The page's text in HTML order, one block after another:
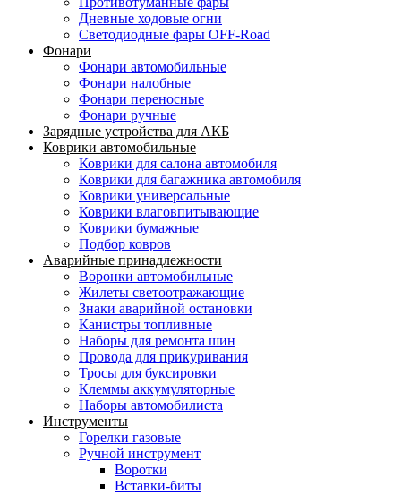
Дневные ходовые огни
Светодиодные фары OFF-Road
Фонари
Фонари автомобильные
Фонари налобные
Фонари переносные
Фонари ручные
Зарядные устройства для АКБ
Коврики автомобильные
Коврики для салона автомобиля
Коврики для багажника автомобиля
Коврики универсальные
Коврики влаговпитывающие
Коврики бумажные
Подбор ковров
Аварийные принадлежности
Воронки автомобильные
Жилеты светоотражающие
Знаки аварийной остановки
Канистры топливные
Наборы для ремонта шин
Провода для прикуривания
Тросы для буксировки
Клеммы аккумуляторные
Наборы автомобилиста
Инструменты
Горелки газовые
Ручной инструмент
Воротки
Вставки-биты